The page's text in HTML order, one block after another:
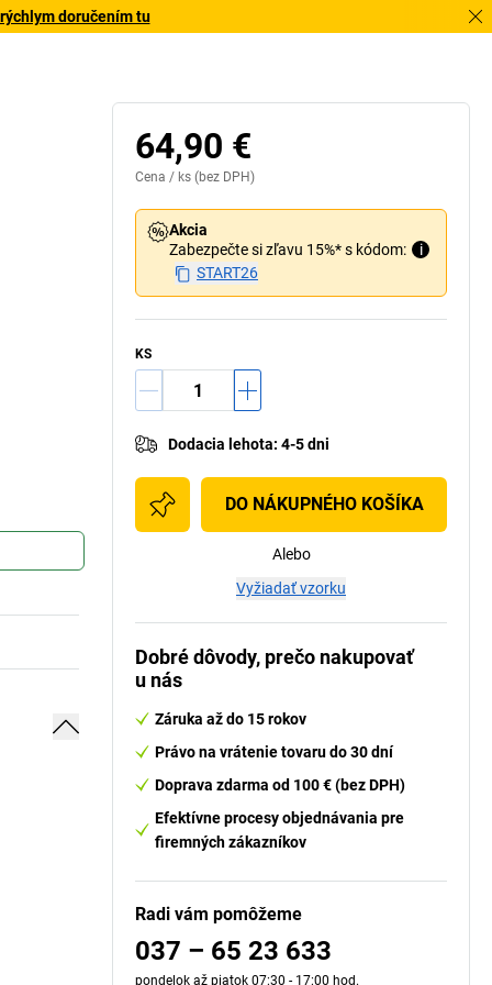
doručením tu
64,90 €
Cena / ks (bez DPH)
Akcia
Zabezpečte si zľavu 15%* s kódom:
i
START26
KS
Dodacia lehota: 4-5 dni
DO NÁKUPNÉHO KOŠÍKA
Alebo
Vyžiadať vzorku
Dobré dôvody, prečo nakupovať
u nás
Záruka až do 15 rokov
Právo na vrátenie tovaru do 30 dní
Doprava zdarma od 100 € (bez DPH)
Efektívne procesy objednávania pre
firemných zákazníkov
Radi vám pomôžeme
037 – 65 23 633
pondelok až piatok 07:30 - 17:00 hod.